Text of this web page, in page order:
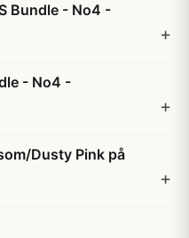
Bundle - No4 -
- No4 -
Dusty Pink på